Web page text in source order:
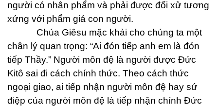
người có nhân phẩm và phải được đối xử tương
xứng với phẩm giá con người.
Chúa Giêsu mặc khải cho chúng ta một
chân lý quan trọng: “Ai đón tiếp anh em là đón
tiếp Thầy.” Người môn đệ là người được Đức
Kitô sai đi cách chính thức. Theo cách thức
ngoại giao, ai tiếp nhận người môn đệ hay sứ
điệp của người môn đệ là tiếp nhận chính Đức